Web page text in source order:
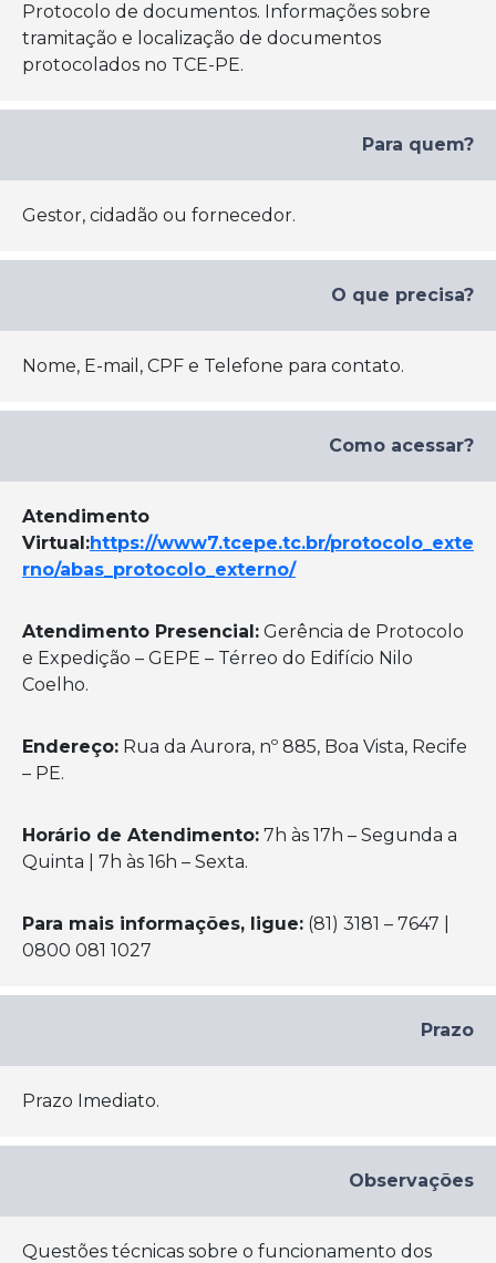
Protocolo de documentos. Informações sobre
tramitação e localização de documentos
protocolados no TCE-PE.
Para quem?
Gestor, cidadão ou fornecedor.
O que precisa?
Nome, E-mail, CPF e Telefone para contato.
Como acessar?
Atendimento
Virtual:https://www7.tcepe.tc.br/protocolo_exte
rno/abas_protocolo_externo/
Atendimento Presencial: Gerência de Protocolo
e Expedição – GEPE – Térreo do Edifício Nilo
Coelho.
Endereço: Rua da Aurora, nº 885, Boa Vista, Recife
– PE.
Horário de Atendimento: 7h às 17h – Segunda a
Quinta | 7h às 16h – Sexta.
Para mais informações, ligue: (81) 3181 – 7647 |
0800 081 1027
Prazo
Prazo Imediato.
Observações
Questões técnicas sobre o funcionamento dos